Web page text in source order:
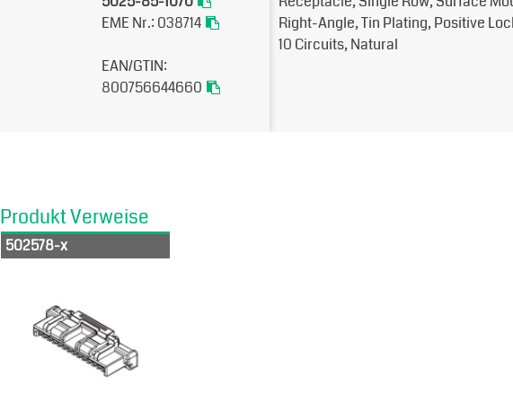
EME Nr.: 038714
EAN/GTIN:
800756644660
Right-Angle, Tin Plating, Positive
10 Circuits, Natural
Produkt Verweise
502578-x